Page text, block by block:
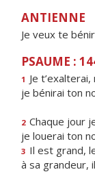
ANTIENNE
Je veux te
PSAUME :
1 Je
je bénirai ton
2 Chaque jour
je louerai ton
3 Il est grand,
à sa grandeur,